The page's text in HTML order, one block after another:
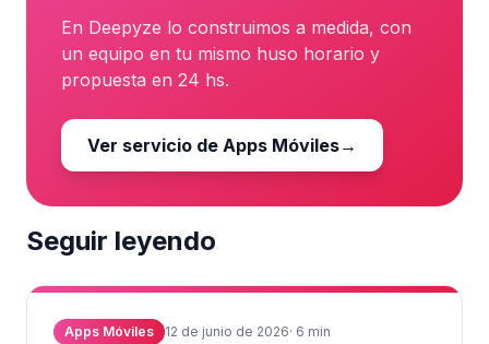
En Deepyze lo construimos a medida, con
un equipo en tu mismo huso horario y
propuesta en 24 hs.
Ver servicio de Apps Móviles→
Seguir leyendo
Apps Móviles 12 de junio de 2026· 6 min